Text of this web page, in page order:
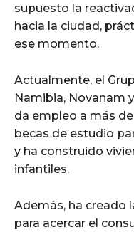
supuesto la
hacia la ciudad,
ese momento.
Actualmente, el
Namibia, Novanam
da empleo a más
becas de estudio
y ha construido
infantiles.
Además, ha creado
para acercar el